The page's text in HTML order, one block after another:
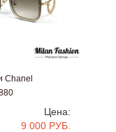
Chanel
Цена:
9 000 РУБ.